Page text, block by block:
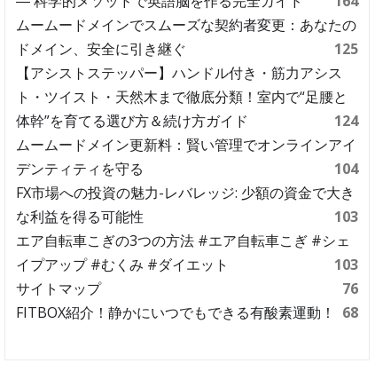
ムームードメインでスムーズな契約者変更：あなたの
ドメイン、安全に引き継ぐ
125
【アシストステッパー】ハンドル付き・筋力アシス
ト・ツイスト・天然木まで徹底分類！室内で“足腰と
体幹”を育てる選び方＆続け方ガイド
124
ムームードメイン更新料：賢い管理でオンラインアイ
デンティティを守る
104
FX市場への投資の魅力-レバレッジ: 少額の資金で大き
な利益を得る可能性
103
エア自転車こぎの3つの方法 #エア自転車こぎ #シェ
イプアップ #むくみ #ダイエット
103
サイトマップ
76
FITBOX紹介！静かにいつでもできる有酸素運動！
68